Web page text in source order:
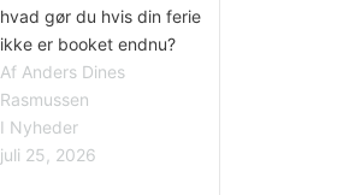
hvad gør du hvis din ferie
ikke er booket endnu?
Af Anders Dines
Rasmussen
I Nyheder
juli 25, 2026